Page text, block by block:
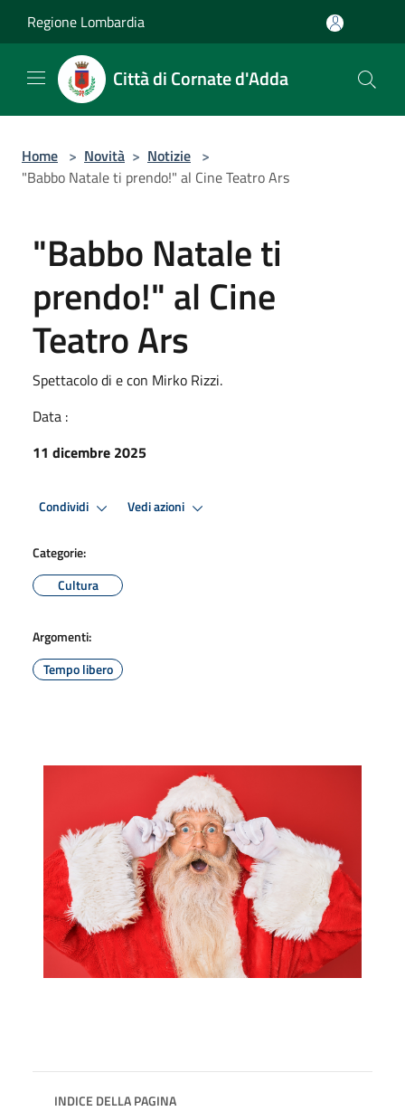
Regione Lombardia
Città di Cornate d'Adda
Home > Novità > Notizie >
"Babbo Natale ti prendo!" al Cine Teatro Ars
"Babbo Natale ti
prendo!" al Cine
Teatro Ars
Spettacolo di e con Mirko Rizzi.
Data :
11 dicembre 2025
Condividi Vedi azioni
Categorie:
Cultura
Argomenti:
Tempo libero
INDICE DELLA PAGINA